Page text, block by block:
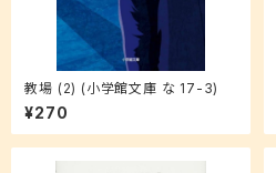
教場 (2) (小学館文庫 な 17-3)
¥270